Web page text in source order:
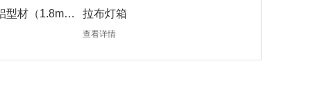
型材（1.8mm 拉布灯箱
查看详情